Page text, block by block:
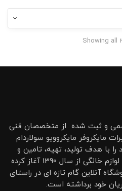
Showing all
و ثبت شده از متخصصان فنی
مایکروفر مایکروویو سولاردام
با هدف تولید، تهیه، تامین و
توزیع قطعات یدکی و تعمیرات لوازم خانگی از سال 1390 آغاز کرده
فروشگاه آنلاین گام تازه ای در راستای
خود برداشته است.